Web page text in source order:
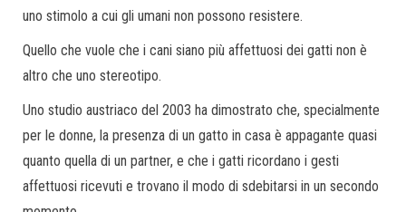
uno stimolo a cui gli umani non possono resistere.
Quello che vuole che i cani siano più affettuosi dei gatti non è
altro che uno stereotipo.
Uno studio austriaco del 2003 ha dimostrato che, specialmente
per le donne, la presenza di un gatto in casa è appagante quasi
quanto quella di un partner, e che i gatti ricordano i gesti
affettuosi ricevuti e trovano il modo di sdebitarsi in un secondo